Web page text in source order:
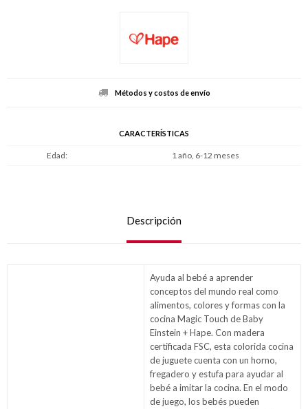
Métodos y costos de envío
CARACTERÍSTICAS
Edad 1 año, 6-12 meses
Descripción
Ayuda al bebé a aprender
conceptos del mundo real como
alimentos, colores y formas con la
cocina Magic Touch de Baby
Einstein + Hape. Con madera
certificada FSC, esta colorida cocina
de juguete cuenta con un horno,
fregadero y estufa para ayudar al
bebé a imitar la cocina. En el modo
de juego, los bebés pueden